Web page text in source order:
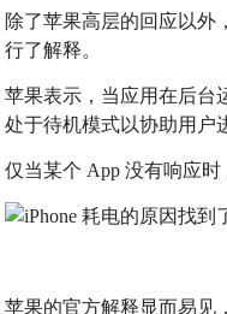
除了苹果高层的回应以外
行了解释。
苹果表示，当应用在后台
处于待机模式以协助用户
仅当某个 App 没有响应时
苹果的官方解释显而易见